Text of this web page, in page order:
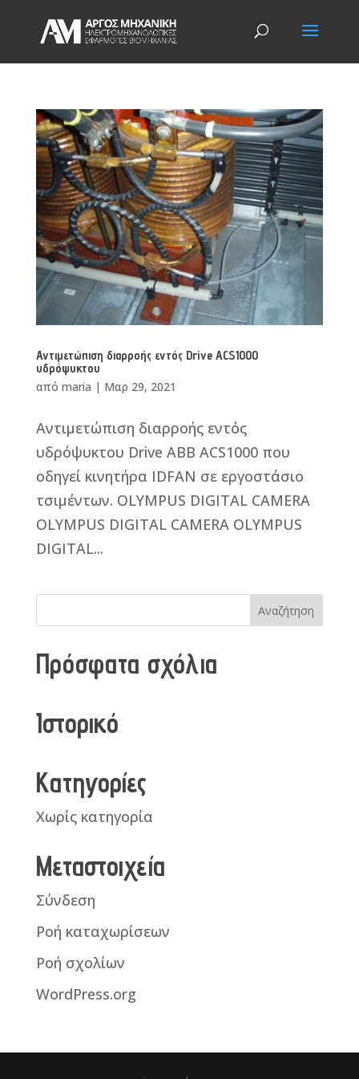
Αντιμετώπιση διαρροής εντός Drive ACS1000
υδρόψυκτου
από maria | Μαρ 29, 2021
Αντιμετώπιση διαρροής εντός
υδρόψυκτου Drive ΑΒΒ ACS1000 που
οδηγεί κινητήρα IDFAN σε εργοστάσιο
τσιμέντων. OLYMPUS DIGITAL CAMERA
OLYMPUS DIGITAL CAMERA OLYMPUS
DIGITAL...
Πρόσφατα σχόλια
Ιστορικό
Kατηγορίες
Χωρίς κατηγορία
Μεταστοιχεία
Σύνδεση
Ροή καταχωρίσεων
Ροή σχολίων
WordPress.org